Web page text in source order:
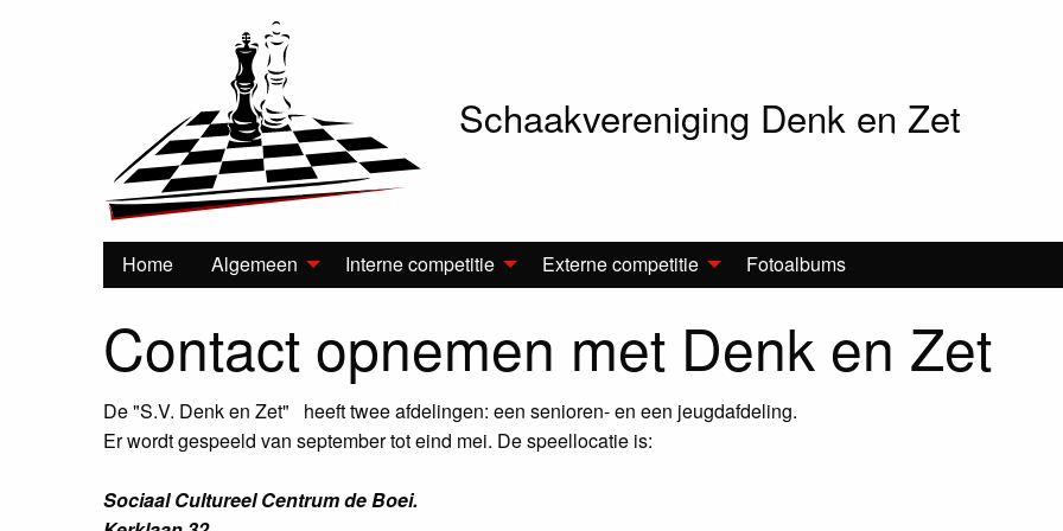
Schaakvereniging Denk en Zet
Hoofdnavigatie
Home Algemeen Interne competitie Externe competitie Fotoalbums
Contact opnemen met Denk en Zet
De "S.V. Denk en Zet" heeft twee afdelingen: een senioren- en een jeugdafdeling.
Er wordt gespeeld van september tot eind mei. De speellocatie is:
Sociaal Cultureel Centrum de Boei.